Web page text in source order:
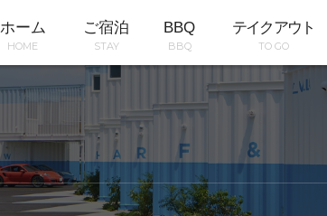
ホーム
HOME
ご宿泊
STAY
BBQ
BBQ
テイクアウト
TO GO